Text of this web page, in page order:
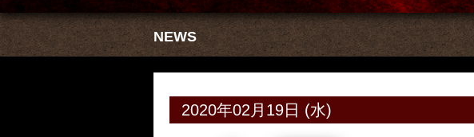
NEWS
2020年02月19日 (水)